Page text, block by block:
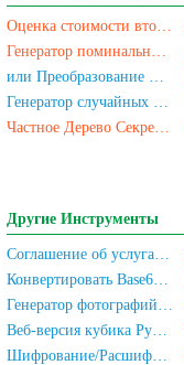
Оценка стоимости вторичных компьютеров/мобильных телефонов
Генератор поминальных портретов
или Преобразование между упрощенным и традиционным китайским
Генератор случайных паролей
Частное Дерево Секретов
Другие Инструменты
Соглашение об услугах для пользователя и Политика конфиденциальности
Конвертировать Base64 в Изображение
Генератор фотографий для документов
Веб-версия кубика Рубика
Шифрование/Расшифровка Текста